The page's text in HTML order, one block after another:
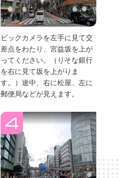
ビックカメラを左手に見て交
差点をわたり、宮益坂を上が
ってください。（りそな銀行
を右に見て坂を上がりま
す。）途中、右に松屋、左に
郵便局などが見えます。